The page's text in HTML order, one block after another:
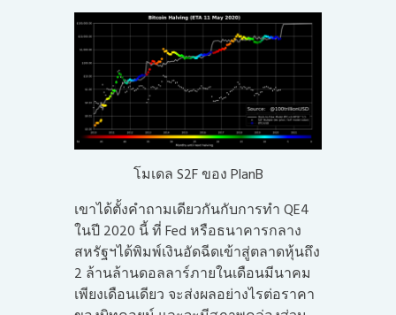
โมเดล S2F ของ PlanB
เขาได้ตั้งคำถามเดียวกันกับการทำ QE4
ในปี 2020 นี้ ที่ Fed หรือธนาคารกลาง
สหรัฐฯได้พิมพ์เงินอัดฉีดเข้าสู่ตลาดหุ้นถึง
2 ล้านล้านดอลลาร์ภายในเดือนมีนาคม
เพียงเดือนเดียว จะส่งผลอย่างไรต่อราคา